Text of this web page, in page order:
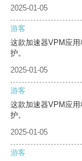
2025-01-05
游客
这款加速器VPM应
护。
2025-01-05
游客
这款加速器VPM应
护。
2025-01-05
游客